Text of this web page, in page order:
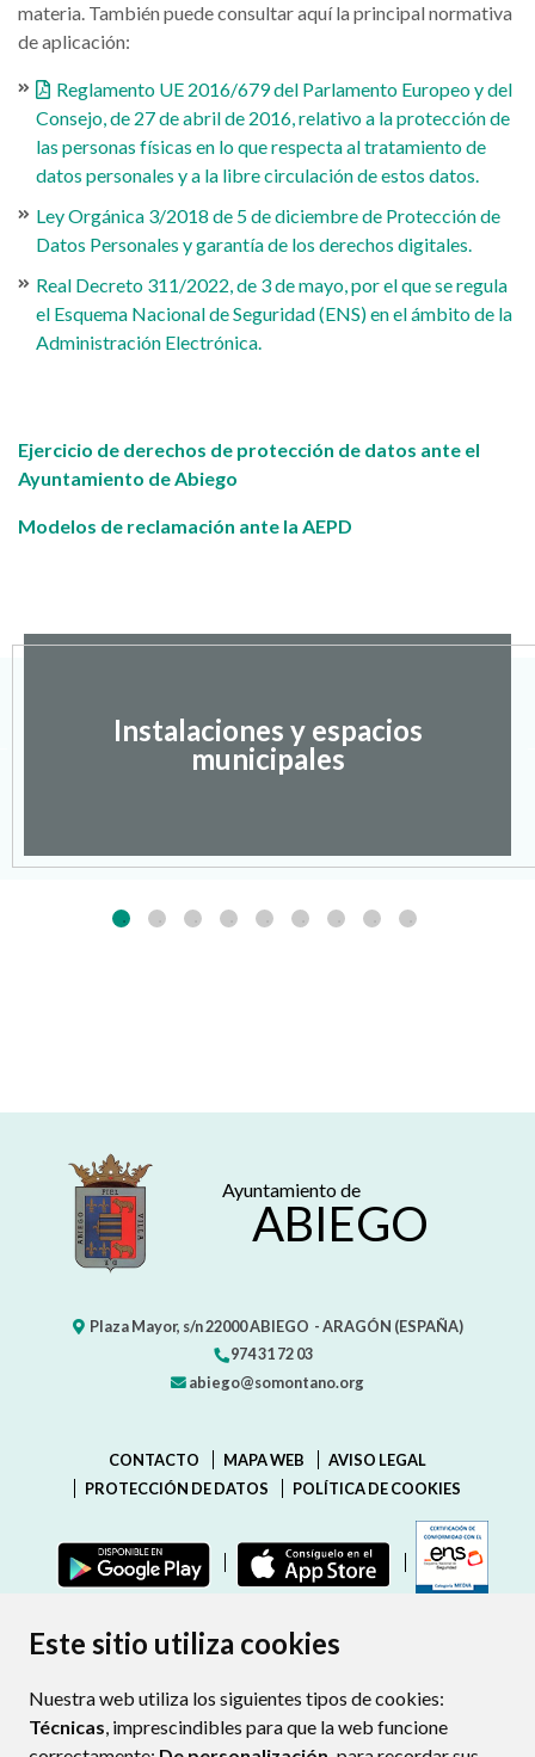
Este sitio utiliza cookies
Nuestra web utiliza los siguientes tipos de cookies:
Técnicas, imprescindibles para que la web funcione
materia. También puede consultar aquí la principal normativa
de aplicación:
Reglamento UE 2016/679 del Parlamento Europeo y del
Consejo, de 27 de abril de 2016, relativo a la protección de
las personas físicas en lo que respecta al tratamiento de
datos personales y a la libre circulación de estos datos.
Ley Orgánica 3/2018 de 5 de diciembre de Protección de
Datos Personales y garantía de los derechos digitales.
Real Decreto 311/2022, de 3 de mayo, por el que se regula
el Esquema Nacional de Seguridad (ENS) en el ámbito de la
Administración Electrónica.
Ejercicio de derechos de protección de datos ante el
Ayuntamiento de Abiego
Modelos de reclamación ante la AEPD
Instalaciones y espacios
municipales
Ayuntamiento de
ABIEGO
Plaza Mayor, s/n22000ABIEGO - ARAGÓN (ESPAÑA)
974 31 72 03
abiego@somontano.org
CONTACTO MAPA WEB
AVISO LEGAL
PROTECCIÓN DE DATOS
POLÍTICA DE COOKIES